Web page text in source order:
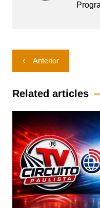
Navegação
de
Post
Anterior
Related articles